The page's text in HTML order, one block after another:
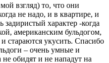
взгляд) то, что они
не надо, и в квартире, и
характер -когда
американским бульдогом,
стараются укусить. Спасибо
– очень умные и
обидят и не нападут на